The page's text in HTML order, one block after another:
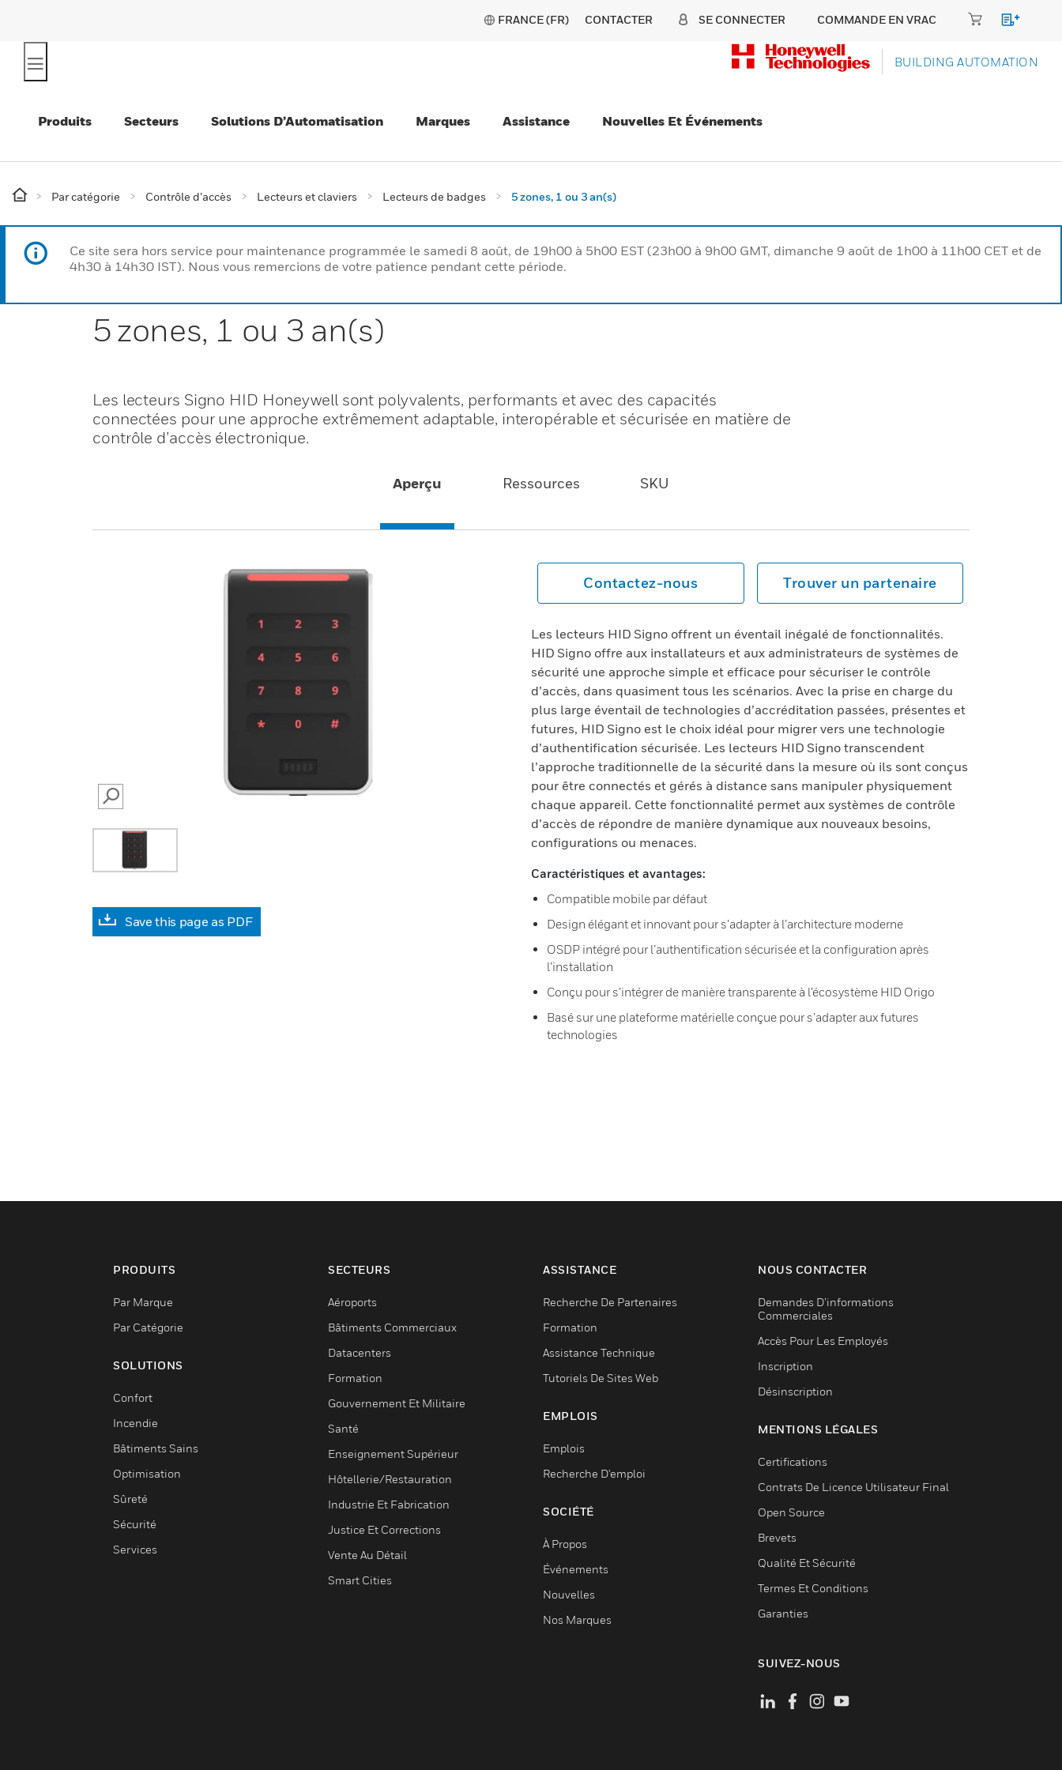
FRANCE (FR) CONTACTER SE CONNECTER COMMANDE EN VRAC
BUILDING AUTOMATION
Produits Secteurs Solutions D’Automatisation Marques Assistance Nouvelles Et Événements
Par catégorie Contrôle d’accès Lecteurs et claviers Lecteurs de badges 5 zones, 1 ou 3 an(s)
Ce site sera hors service pour maintenance programmée le samedi 8 août, de 19h00 à 5h00 EST (23h00 à 9h00 GMT, dimanche 9 août de 1h00 à 11h00 CET et de
4h30 à 14h30 IST). Nous vous remercions de votre patience pendant cette période.
5 zones, 1 ou 3 an(s)
Les lecteurs Signo HID Honeywell sont polyvalents, performants et avec des capacités
connectées pour une approche extrêmement adaptable, interopérable et sécurisée en matière de
contrôle d’accès électronique.
Aperçu Ressources SKU
SEARCH
Save this page as PDF
Contactez-nous Trouver un partenaire
Les lecteurs HID Signo offrent un éventail inégalé de fonctionnalités.
HID Signo offre aux installateurs et aux administrateurs de systèmes de
sécurité une approche simple et efficace pour sécuriser le contrôle
d’accès, dans quasiment tous les scénarios. Avec la prise en charge du
plus large éventail de technologies d’accréditation passées, présentes et
futures, HID Signo est le choix idéal pour migrer vers une technologie
d’authentification sécurisée. Les lecteurs HID Signo transcendent
l’approche traditionnelle de la sécurité dans la mesure où ils sont conçus
pour être connectés et gérés à distance sans manipuler physiquement
chaque appareil. Cette fonctionnalité permet aux systèmes de contrôle
d’accès de répondre de manière dynamique aux nouveaux besoins,
configurations ou menaces.
Caractéristiques et avantages:
Compatible mobile par défaut
Design élégant et innovant pour s’adapter à l’architecture moderne
OSDP intégré pour l’authentification sécurisée et la configuration après
l’installation
Conçu pour s’intégrer de manière transparente à l’écosystème HID Origo
Basé sur une plateforme matérielle conçue pour s’adapter aux futures
technologies
PRODUITS
Par Marque
Par Catégorie
SOLUTIONS
Confort
Incendie
Bâtiments Sains
Optimisation
Sûreté
Sécurité
Services
SECTEURS
Aéroports
Bâtiments Commerciaux
Datacenters
Formation
Gouvernement Et Militaire
Santé
Enseignement Supérieur
Hôtellerie/Restauration
Industrie Et Fabrication
Justice Et Corrections
Vente Au Détail
Smart Cities
ASSISTANCE
Recherche De Partenaires
Formation
Assistance Technique
Tutoriels De Sites Web
EMPLOIS
Emplois
Recherche D'emploi
SOCIÉTÉ
À Propos
Événements
Nouvelles
Nos Marques
NOUS CONTACTER
Demandes D’informations
Commerciales
Accès Pour Les Employés
Inscription
Désinscription
MENTIONS LÉGALES
Certifications
Contrats De Licence Utilisateur Final
Open Source
Brevets
Qualité Et Sécurité
Termes Et Conditions
Garanties
SUIVEZ-NOUS